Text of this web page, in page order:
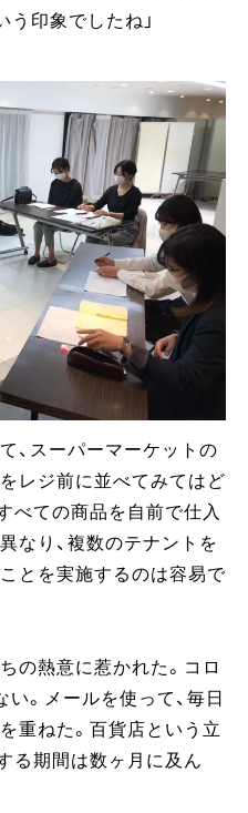
う印象でしたね」
、スーパーマーケットの
レジ前に並べてみてはど
べての商品を自前で仕入
なり、複数のテナントを
とを実施するのは容易で
の熱意に惹かれた。コロ
。メールを使って、毎日
重ねた。百貨店という立
る期間は数ヶ月に及ん